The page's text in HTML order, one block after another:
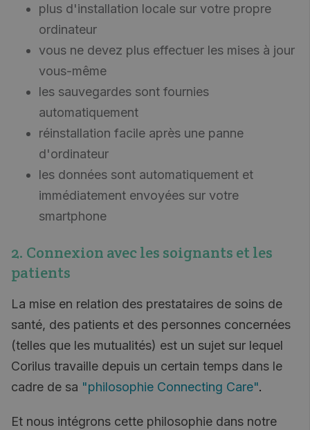
plus d'installation locale sur votre propre
ordinateur
vous ne devez plus effectuer les mises à jour
vous-même
les sauvegardes sont fournies
automatiquement
réinstallation facile après une panne
d'ordinateur
les données sont automatiquement et
immédiatement envoyées sur votre
smartphone
2. Connexion avec les soignants et les
patients
La mise en relation des prestataires de soins de
santé, des patients et des personnes concernées
(telles que les mutualités) est un sujet sur lequel
Corilus travaille depuis un certain temps dans le
cadre de sa "philosophie Connecting Care".
Et nous intégrons cette philosophie dans notre